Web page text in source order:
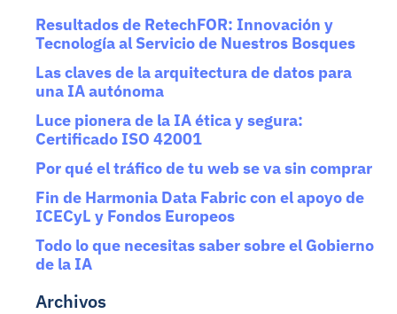
Resultados de RetechFOR: Innovación y
Tecnología al Servicio de Nuestros Bosques
Las claves de la arquitectura de datos para
una IA autónoma
Luce pionera de la IA ética y segura:
Certificado ISO 42001
Por qué el tráfico de tu web se va sin comprar
Fin de Harmonia Data Fabric con el apoyo de
ICECyL y Fondos Europeos
Todo lo que necesitas saber sobre el Gobierno
de la IA
Archivos